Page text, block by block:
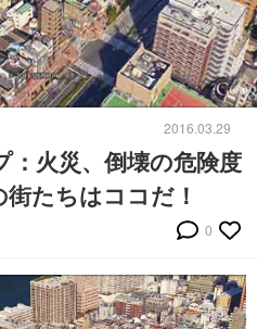
2016.03.29
：火災、倒壊の危険度
たちはココだ！
0